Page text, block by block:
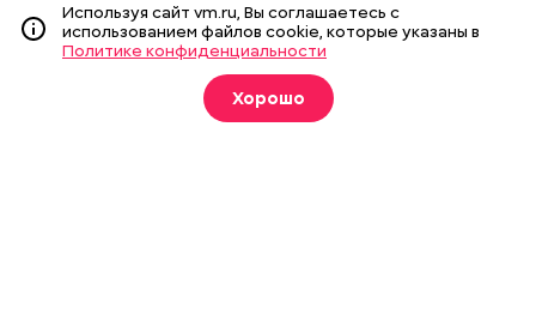
Издание создано при финансовой поддержке Департамента
средств массовой информации и рекламы города Москвы.
На сайте применяются рекомендательные технологии
(информационные технологии предоставления информации
Используя сайт vm.ru, Вы соглашаетесь с
использованием файлов cookie, которые указаны в
Политике конфиденциальности
Хорошо